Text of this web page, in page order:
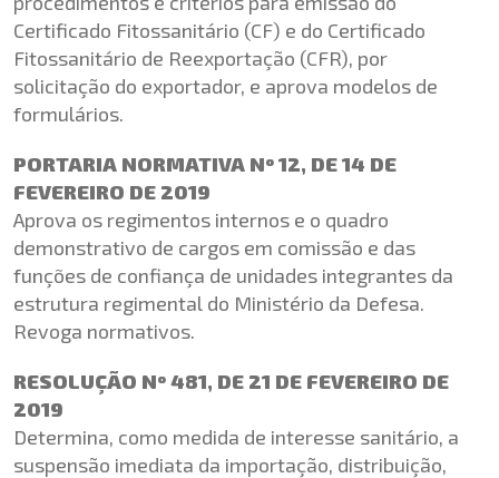
Certificado Fitossanitário (CF) e do Certificado
Fitossanitário de Reexportação (CFR), por
solicitação do exportador, e aprova modelos de
formulários.
PORTARIA NORMATIVA Nº 12, DE 14 DE
FEVEREIRO DE 2019
Aprova os regimentos internos e o quadro
demonstrativo de cargos em comissão e das
funções de confiança de unidades integrantes da
estrutura regimental do Ministério da Defesa.
Revoga normativos.
RESOLUÇÃO Nº 481, DE 21 DE FEVEREIRO DE
2019
Determina, como medida de interesse sanitário, a
suspensão imediata da importação, distribuição,